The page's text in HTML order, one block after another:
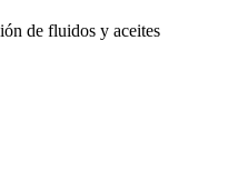
de fluidos y aceites